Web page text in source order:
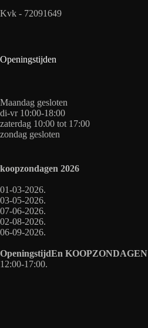
Kvk - 72091649
Openingstijden
Maandag gesloten
di-vr 10:00-18:00
zaterdag 10:00 tot 17:00
zondag gesloten
koopzondagen 2026
01-03-2026.
03-05-2026.
07-06-2026.
02-08-2026.
06-09-2026.
OpeningstijdEn KOOPZONDAGEN
12:00-17:00.